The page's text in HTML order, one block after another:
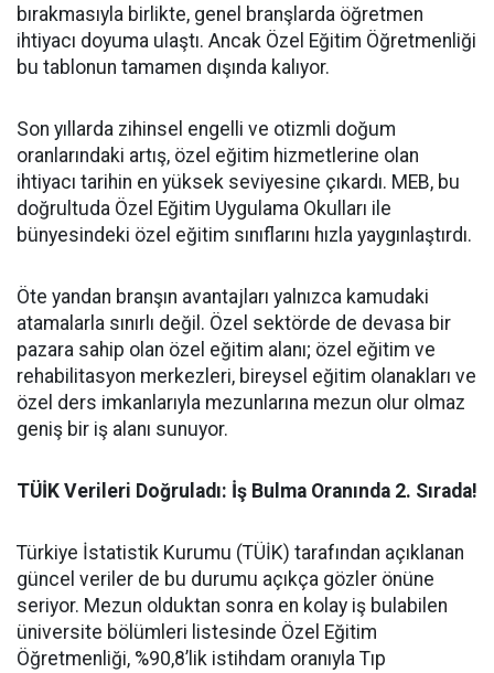
bırakmasıyla birlikte, genel branşlarda öğretmen
ihtiyacı doyuma ulaştı. Ancak Özel Eğitim Öğretmenliği
bu tablonun tamamen dışında kalıyor.
​Son yıllarda zihinsel engelli ve otizmli doğum
oranlarındaki artış, özel eğitim hizmetlerine olan
ihtiyacı tarihin en yüksek seviyesine çıkardı. MEB, bu
doğrultuda Özel Eğitim Uygulama Okulları ile
bünyesindeki özel eğitim sınıflarını hızla yaygınlaştırdı.
​Öte yandan branşın avantajları yalnızca kamudaki
atamalarla sınırlı değil. Özel sektörde de devasa bir
pazara sahip olan özel eğitim alanı; özel eğitim ve
rehabilitasyon merkezleri, bireysel eğitim olanakları ve
özel ders imkanlarıyla mezunlarına mezun olur olmaz
geniş bir iş alanı sunuyor.
​TÜİK Verileri Doğruladı: İş Bulma Oranında 2. Sırada!
​Türkiye İstatistik Kurumu (TÜİK) tarafından açıklanan
güncel veriler de bu durumu açıkça gözler önüne
seriyor. Mezun olduktan sonra en kolay iş bulabilen
üniversite bölümleri listesinde Özel Eğitim
Öğretmenliği, %90,8’lik istihdam oranıyla Tıp